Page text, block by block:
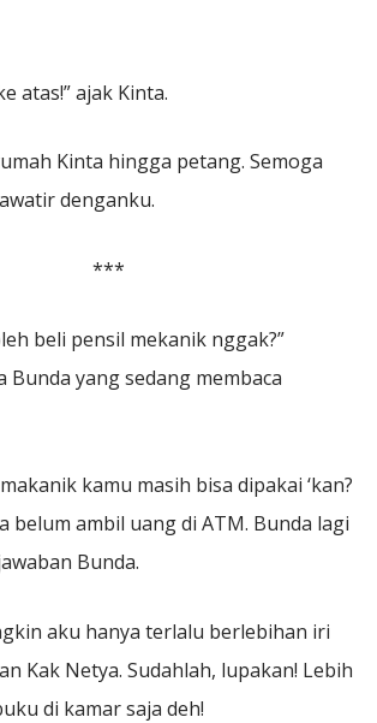
atas!” ajak Kinta.
Kinta hingga petang. Semoga
denganku.
***
beli pensil mekanik nggak?”
Bunda yang sedang membaca
kamu masih bisa dipakai ‘kan?
belum ambil uang di ATM. Bunda lagi
Bunda.
aku hanya terlalu berlebihan iri
Kak Netya. Sudahlah, lupakan! Lebih
di kamar saja deh!